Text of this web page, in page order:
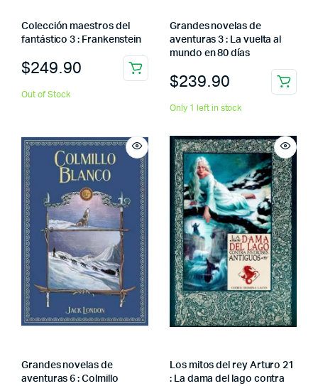
Colección maestros del
fantástico 3 : Frankenstein
$249.90
Out of Stock
Grandes novelas de
aventuras 3 : La vuelta al
mundo en 80 días
$239.90
Only 1 left in stock
Grandes novelas de
aventuras 6 : Colmillo
Los mitos del rey Arturo 21
: La dama del lago contra